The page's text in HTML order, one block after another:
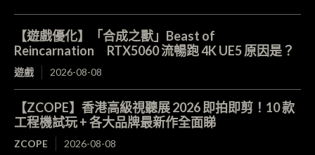
【遊戲優化】「合成之獸」Beast of
Reincarnation RTX5060 流暢跑 4K UE5 原因是？
遊戲 2026-08-08
【ZCOPE】香港高級視聽展 2026 即拍即剪！10 款
工程機試玩 + 各大品牌最新作全面睇
ZCOPE 2026-08-08